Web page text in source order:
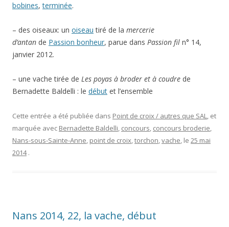
bobines,terminée.
– des oiseaux: un oiseau tiré de la mercerie
d’antan de Passion bonheur, parue dans Passion fil n° 14,
janvier 2012.
– une vache tirée de Les poyas à broder et à coudre de
Bernadette Baldelli : le début et l’ensemble
Cette entrée a été publiée dans Point de croix / autres que SAL, et
marquée avec Bernadette Baldelli, concours, concours broderie,
Nans-sous-Sainte-Anne, point de croix,torchon,vache, le 25 mai
2014 .
Nans 2014, 22, la vache, début